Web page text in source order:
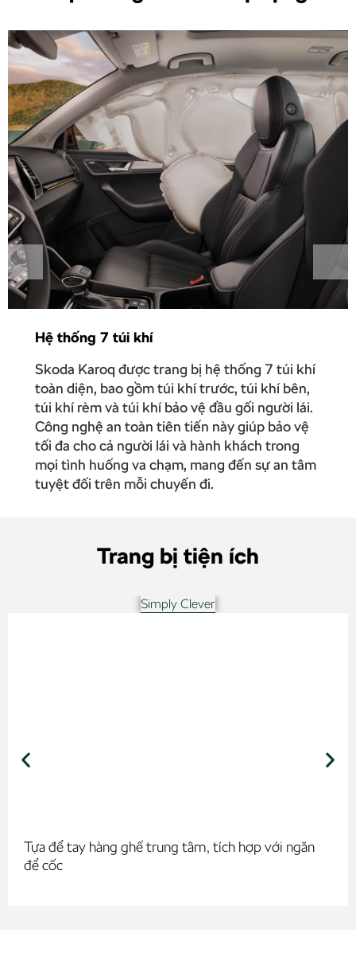
Hệ thống 7 túi khí
Skoda Karoq được trang bị hệ thống 7 túi khí
toàn diện, bao gồm túi khí trước, túi khí bên,
túi khí rèm và túi khí bảo vệ đầu gối người lái.
Công nghệ an toàn tiên tiến này giúp bảo vệ
tối đa cho cả người lái và hành khách trong
mọi tình huống va chạm, mang đến sự an tâm
tuyệt đối trên mỗi chuyến đi.
Trang bị tiện ích
Simply Clever
Tựa để tay hàng ghế trung tâm, tích hợp với ngăn
để cốc